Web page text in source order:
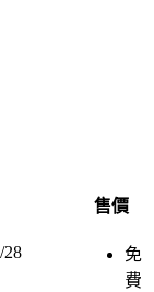
售價
28
免
費